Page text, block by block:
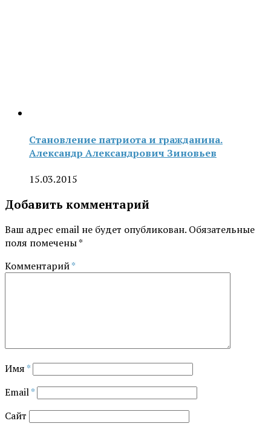
Становление патриота и гражданина.
Александр Александрович Зиновьев
15.03.2015
Добавить комментарий
Ваш адрес email не будет опубликован. Обязательные
поля помечены*
Комментарий*
Имя *
Email*
Сайт